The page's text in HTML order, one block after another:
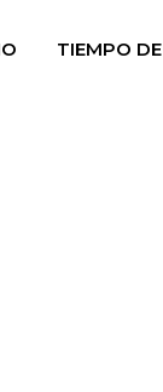
TIEMPO